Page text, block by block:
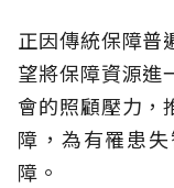
正因傳統保障普
望將保障資源進
會的照顧壓力，
障，為有罹患
障。